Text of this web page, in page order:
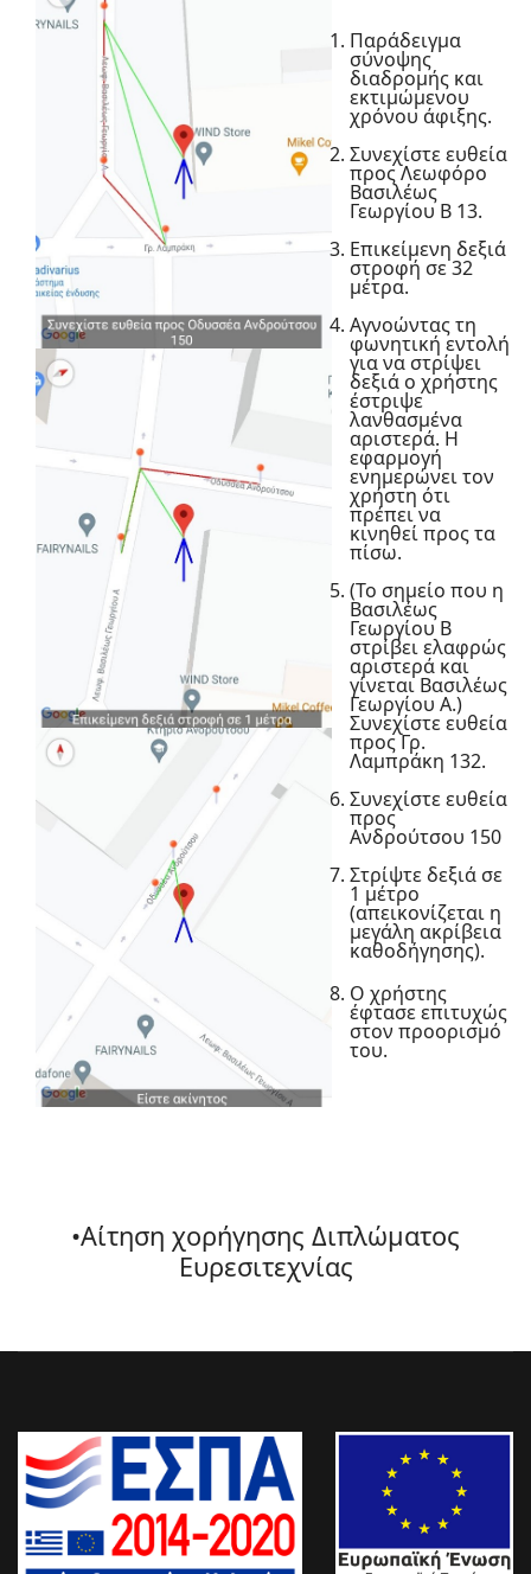
Παράδειγμα
σύνοψης
διαδρομής και
εκτιμώμενου
χρόνου άφιξης.
Συνεχίστε ευθεία
προς Λεωφόρο
Βασιλέως
Γεωργίου Β 13.
Επικείμενη δεξιά
στροφή σε 32
μέτρα.
Αγνοώντας τη
φωνητική εντολή
για να στρίψει
δεξιά ο χρήστης
έστριψε
λανθασμένα
αριστερά. Η
εφαρμογή
ενημερώνει τον
χρήστη ότι
πρέπει να
κινηθεί προς τα
πίσω.
(Το σημείο που η
Βασιλέως
Γεωργίου Β
στρίβει ελαφρώς
αριστερά και
γίνεται Βασιλέως
Γεωργίου Α.)
Συνεχίστε ευθεία
προς Γρ.
Λαμπράκη 132.
Συνεχίστε ευθεία
προς
Ανδρούτσου 150
Στρίψτε δεξιά σε
1 μέτρο
(απεικονίζεται η
μεγάλη ακρίβεια
καθοδήγησης).
Ο χρήστης
έφτασε επιτυχώς
στον προορισμό
του.
•Αίτηση χορήγησης Διπλώματος
Ευρεσιτεχνίας